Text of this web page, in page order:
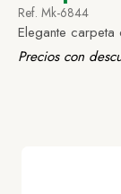
Ref. Mk-6844
Elegante
Precios con